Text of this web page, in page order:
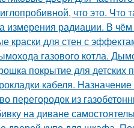
что это. Что
измерения радиации. В
краски для стен с
газового котла.
покрытие для
кабеля.
перегородок из
на диване